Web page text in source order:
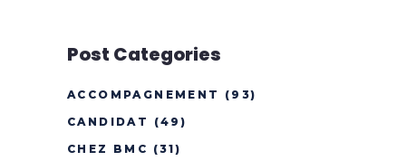
Post Categories
ACCOMPAGNEMENT
(93)
CANDIDAT
(49)
CHEZ BMC (31)